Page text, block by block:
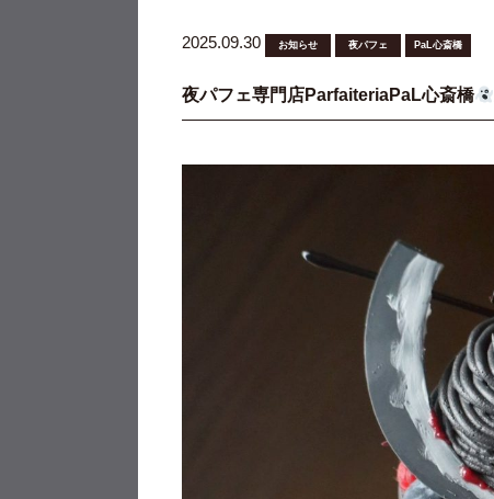
2025.09.30 お知らせ 夜パフェ PaL心斎橋
夜パフェ専門店ParfaiteriaPaL心斎橋